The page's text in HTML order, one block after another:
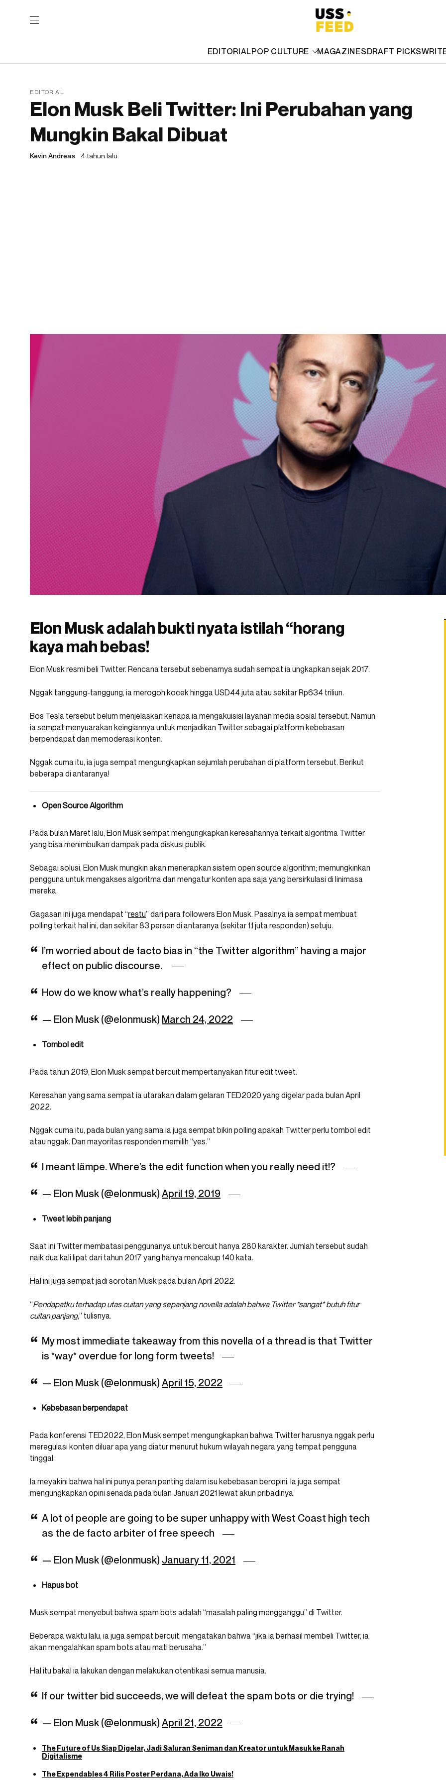
EDITORIALPOP CULTURE MAGAZINESDRAFT PICKS
EDITORIAL
Elon Musk Beli Twitter: Ini Perubahan yang
Mungkin Bakal Dibuat
Kevin Andreas 4 tahun lalu
Elon Musk adalah bukti nyata istilah “horang
kaya mah bebas!
Elon Musk resmi beli Twitter. Rencana tersebut sebenarnya sudah sempat ia ungkapkan sejak 2017.
Nggak tanggung-tanggung, ia merogoh kocek hingga USD44 juta atau sekitar Rp634 triliun.
Bos Tesla tersebut belum menjelaskan kenapa ia mengakuisisi layanan media sosial tersebut. Namun
ia sempat menyuarakan keingiannya untuk menjadikan Twitter sebagai platform kebebasan
berpendapat dan memoderasi konten.
Nggak cuma itu, ia juga sempat mengungkapkan sejumlah perubahan di platform tersebut. Berikut
beberapa di antaranya!
Open Source Algorithm
Pada bulan Maret lalu, Elon Musk sempat mengungkapkan keresahannya terkait algoritma Twitter
yang bisa menimbulkan dampak pada diskusi publik.
Sebagai solusi, Elon Musk mungkin akan menerapkan sistem open source algorithm; memungkinkan
pengguna untuk mengakses algoritma dan mengatur konten apa saja yang bersirkulasi di linimasa
mereka.
Gagasan ini juga mendapat “restu” dari para followers Elon Musk. Pasalnya ia sempat membuat
polling terkait hal ini, dan sekitar 83 persen di antaranya (sekitar 1,1 juta responden) setuju.
I’m worried about de facto bias in “the Twitter algorithm” having a major
effect on public discourse.
How do we know what’s really happening?
— Elon Musk (@elonmusk) March 24, 2022
Tombol edit
Pada tahun 2019, Elon Musk sempat bercuit mempertanyakan fitur edit tweet.
Keresahan yang sama sempat ia utarakan dalam gelaran TED2020 yang digelar pada bulan April
2022.
Nggak cuma itu, pada bulan yang sama ia juga sempat bikin polling apakah Twitter perlu tombol edit
atau nggak. Dan mayoritas responden memilih “yes.”
I meant lämpe. Where’s the edit function when you really need it!?
— Elon Musk (@elonmusk) April 19, 2019
Tweet lebih panjang
Saat ini Twitter membatasi penggunanya untuk bercuit hanya 280 karakter. Jumlah tersebut sudah
naik dua kali lipat dari tahun 2017 yang hanya mencakup 140 kata.
Hal ini juga sempat jadi sorotan Musk pada bulan April 2022.
“Pendapatku terhadap utas cuitan yang sepanjang novella adalah bahwa Twitter *sangat* butuh fitur
cuitan panjang,” tulisnya.
My most immediate takeaway from this novella of a thread is that Twitter
is *way* overdue for long form tweets!
— Elon Musk (@elonmusk) April 15, 2022
Kebebasan berpendapat
Pada konferensi TED2022, Elon Musk sempet mengungkapkan bahwa Twitter harusnya nggak perlu
meregulasi konten diluar apa yang diatur menurut hukum wilayah negara yang tempat pengguna
tinggal.
Ia meyakini bahwa hal ini punya peran penting dalam isu kebebasan beropini. Ia juga sempat
mengungkapkan opini senada pada bulan Januari 2021 lewat akun pribadinya.
A lot of people are going to be super unhappy with West Coast high tech
as the de facto arbiter of free speech
— Elon Musk (@elonmusk) January 11, 2021
Hapus bot
Musk sempat menyebut bahwa spam bots adalah “masalah paling mengganggu” di Twitter.
Beberapa waktu lalu, ia juga sempat bercuit, mengatakan bahwa “jika ia berhasil membeli Twitter, ia
akan mengalahkan spam bots atau mati berusaha.”
Hal itu bakal ia lakukan dengan melakukan otentikasi semua manusia.
If our twitter bid succeeds, we will defeat the spam bots or die trying!
— Elon Musk (@elonmusk) April 21, 2022
The Future of Us Siap Digelar, Jadi Saluran Seniman dan Kreator untuk Masuk ke Ranah
Digitalisme
The Expendables 4 Rilis Poster Perdana, Ada Iko Uwais!